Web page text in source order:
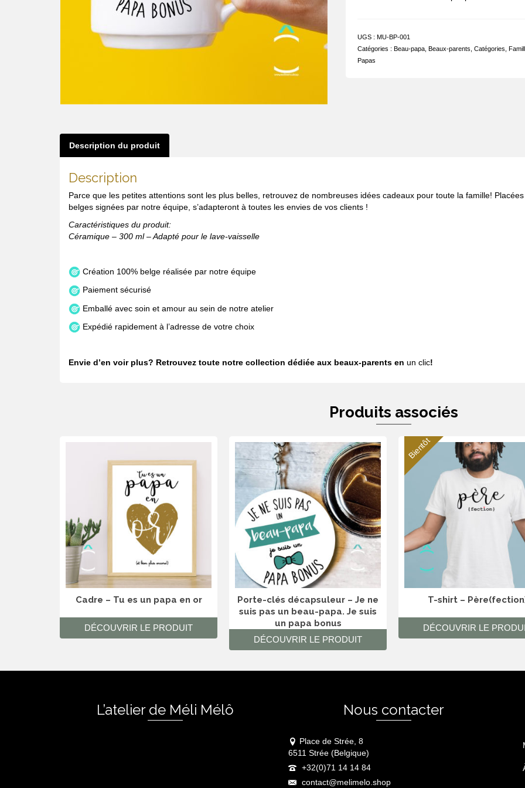
UGS : MU-BP-001
Catégories : Beau-papa, Beaux-parents Catégories
Papas
Description du produit
Description
Parce que les petites attentions sont les plus belles, retrouvez de nombreuses idées cadeaux pour toute la famille!
belges signées par notre équipe, s’adapteront à toutes les envies de vos clients !
Caractéristiques du produit:
Céramique – 300 ml – Adapté pour le lave-vaisselle
Création 100% belge réalisée par notre équipe
Paiement sécurisé
Emballé avec soin et amour au sein de notre atelier
Expédié rapidement à l’adresse de votre choix
Envie d’en voir plus? Retrouvez toute notre collection dédiée aux beaux-parents en un clic!
Produits associés
Cadre – Tu es un papa en or
DÉCOUVRIR LE PRODUIT
Porte-clés décapsuleur – Je ne
suis pas un beau-papa. Je suis
un papa bonus
DÉCOUVRIR LE PRODUIT
Bientôt
T-shirt –
DÉCOUVRIR LE
L’atelier de Méli Mélô Nous contacter
Place de Strée, 8
6511 Strée (Belgique)
+32(0)71 14 14 84
contact@melimelo.shop